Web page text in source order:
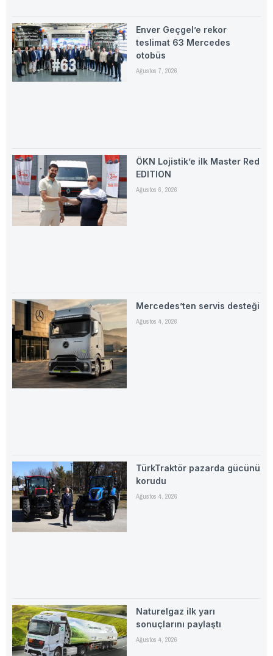
Enver Geçgel’e rekor
teslimat 63 Mercedes
otobüs
Ağustos 7, 2026
ÖKN Lojistik’e ilk Master Red
EDITION
Ağustos 6, 2026
Mercedes’ten servis desteği
Ağustos 4, 2026
TürkTraktör pazarda gücünü
korudu
Ağustos 4, 2026
Naturelgaz ilk yarı
sonuçlarını paylaştı
Ağustos 4, 2026